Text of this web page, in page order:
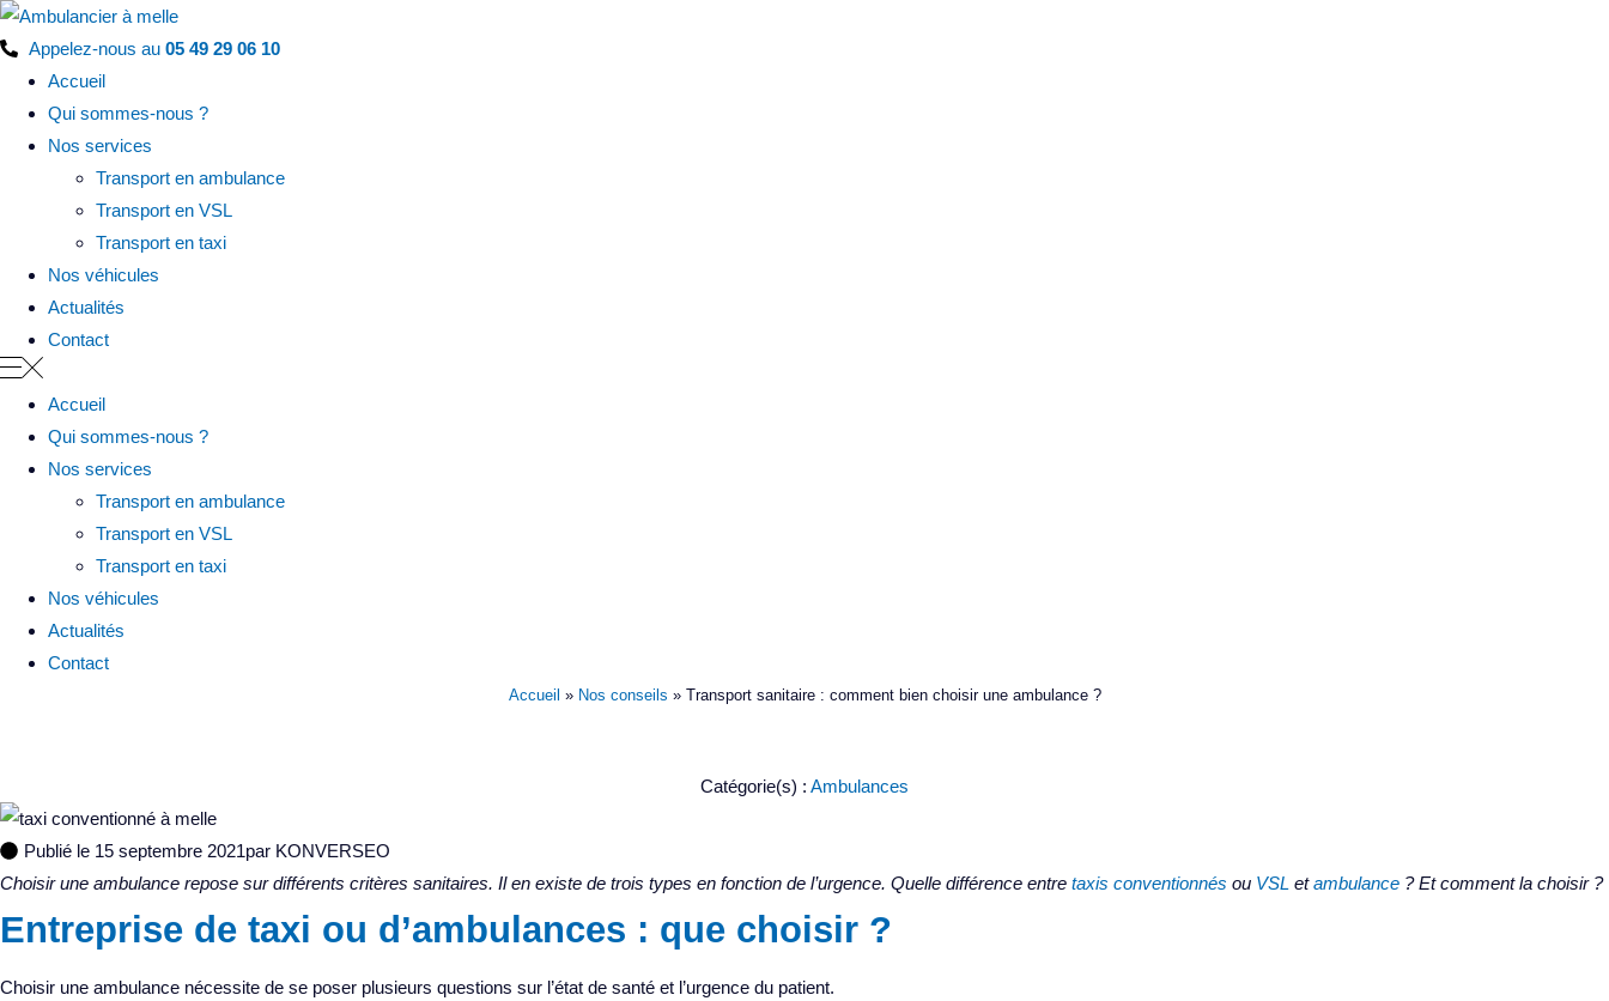
Appelez-nous au 05 49 29 06 10
Accueil
Qui sommes-nous ?
Nos services
Transport en ambulance
Transport en VSL
Transport en taxi
Nos véhicules
Actualités
Contact
Accueil
Qui sommes-nous ?
Nos services
Transport en ambulance
Transport en VSL
Transport en taxi
Nos véhicules
Actualités
Contact
Accueil » Nos conseils » Transport sanitaire : comment bien choisir une ambulance ?
Catégorie(s) : Ambulances
Publié le 15 septembre 2021par KONVERSEO
Choisir une ambulance repose sur différents critères sanitaires. Il en existe de trois types en fonction de l’urgence. Quelle différence entre taxis conventionnés ou VSL etambulance ? Et comment la choisir ?
Entreprise de taxi ou d’ambulances : que choisir ?
Choisir une ambulance nécessite de se poser plusieurs questions sur l’état de santé et l’urgence du patient.
Panneau de gestion des cookies